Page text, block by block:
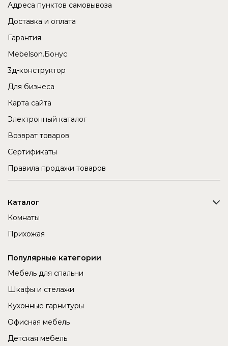
Адреса пунктов самовывоза
Доставка и оплата
Гарантия
Mebelson.Бонус
3д-конструктор
Для бизнеса
Карта сайта
Электронный каталог
Возврат товаров
Сертификаты
Правила продажи товаров
Каталог
Комнаты
Прихожая
Популярные категории
Мебель для спальни
Шкафы и стелажи
Кухонные гарнитуры
Офисная мебель
Детская мебель